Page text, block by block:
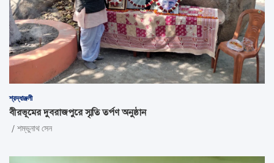
শ্রদ্ধাঞ্জলী
বীরভূমের দুবরাজপুরে স্মৃতি তর্পণ অনুষ্ঠান
শম্ভুনাথ সেন